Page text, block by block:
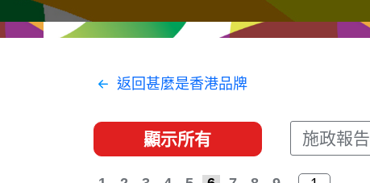
返回甚麼是香港品牌
顯示所有 施政報告